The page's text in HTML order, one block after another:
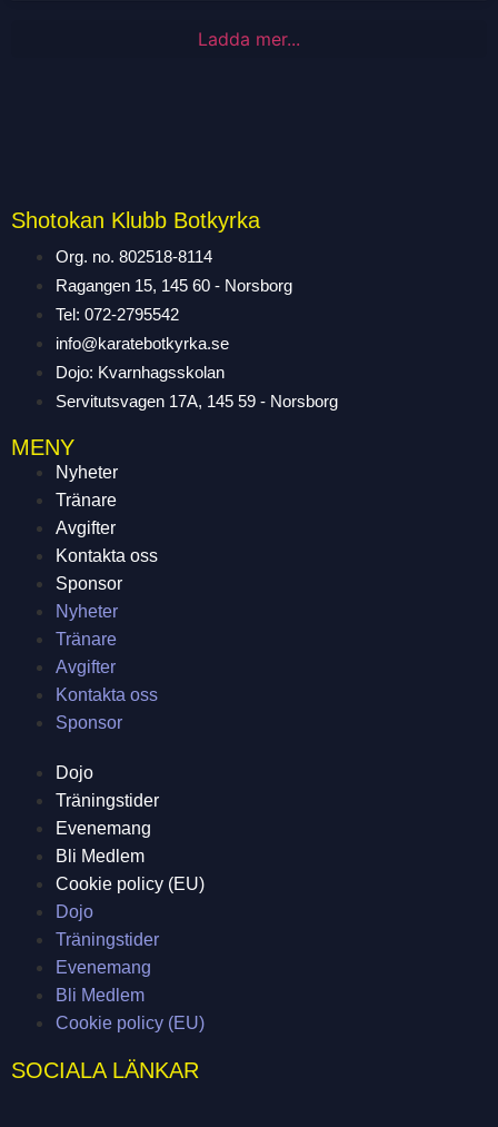
Ladda mer...
Shotokan Klubb Botkyrka
Org. no. 802518-8114
Ragangen 15, 145 60 - Norsborg
Tel: 072-2795542
info@karatebotkyrka.se
Dojo: Kvarnhagsskolan
Servitutsvagen 17A, 145 59 - Norsborg
MENY
Nyheter
Tränare
Avgifter
Kontakta oss
Sponsor
Nyheter
Tränare
Avgifter
Kontakta oss
Sponsor
Dojo
Träningstider
Evenemang
Bli Medlem
Cookie policy (EU)
Dojo
Träningstider
Evenemang
Bli Medlem
Cookie policy (EU)
SOCIALA LÄNKAR